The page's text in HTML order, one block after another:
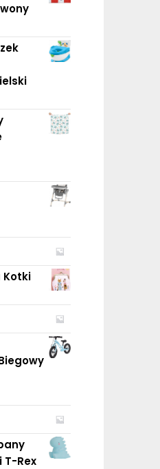
Kotki
T-Rex